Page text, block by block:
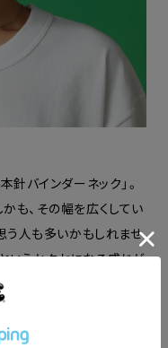
針バインダーネック」。
も、その幅を広くしてい
う人も多いかもしれませ
いうかクセになる感じが
のふっくらした感じが
ぱり首まわりからヘナ
ャツは安心感があるよ